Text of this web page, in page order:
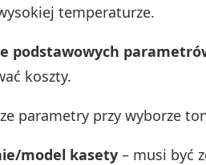
temperaturze.
podstawowych
koszty.
parametry przy wyborze
model kasety – musi być